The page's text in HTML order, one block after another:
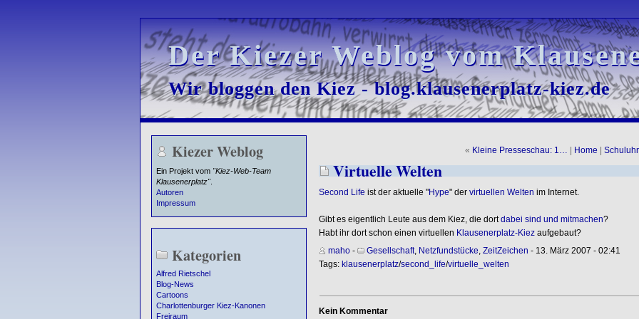
Der Kiezer Weblog vom
Der Kiezer Weblog vom
Wir bloggen den Kiez - blog.klausenerplatz-kiez.de
Wir bloggen den Kiez - blog.klausenerplatz-kiez.de
Kiezer Weblog
Ein Projekt vom "Kiez-Web-Team
Klausenerplatz".
Autoren
Impressum
Kategorien
Alfred Rietschel
Blog-News
Cartoons
Charlottenburger Kiez-Kanonen
Freiraum
« Kleine Presseschau: 1… Home Schuluhr
Virtuelle Welten
Second Life ist der aktuelle "Hype" der virtuellen Welten im Internet.
Gibt es eigentlich Leute aus dem Kiez, die dortdabei sind und mitmachen?
Habt ihr dort schon einen virtuellen Klausenerplatz-Kiezaufgebaut?
maho- Gesellschaft, Netzfundstücke ZeitZeichen - 13. März 2007 - 02:41
Tags: klausenerplatz/second_life/virtuelle_welten
Kein Kommentar